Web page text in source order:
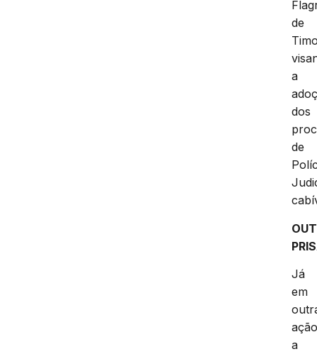
de
a
dos
de
Já
em
a